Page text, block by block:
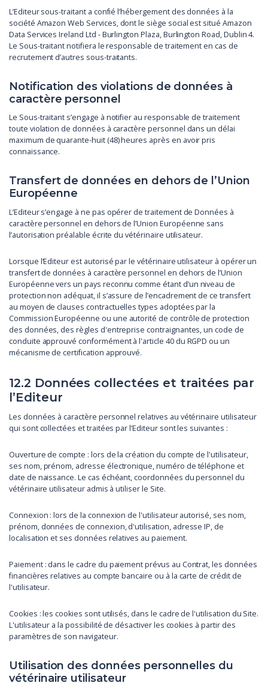
L’Editeur sous-traitant a confié l’hébergement des données à la
société Amazon Web Services, dont le siège social est situé Amazon
Data Services Ireland Ltd - Burlington Plaza, Burlington Road, Dublin 4.
Le Sous-traitant notifiera le responsable de traitement en cas de
recrutement d’autres sous-traitants.
Notification des violations de données à
caractère personnel
Le Sous-traitant s’engage à notifier au responsable de traitement
toute violation de données à caractère personnel dans un délai
maximum de quarante-huit (48) heures après en avoir pris
connaissance.
Transfert de données en dehors de l’Union
Européenne
L’Editeur s’engage à ne pas opérer de traitement de Données à
caractère personnel en dehors de l’Union Européenne sans
l’autorisation préalable écrite du vétérinaire utilisateur.
Lorsque l’Editeur est autorisé par le vétérinaire utilisateur à opérer un
transfert de données à caractère personnel en dehors de l’Union
Européenne vers un pays reconnu comme étant d’un niveau de
protection non adéquat, il s’assure de l’encadrement de ce transfert
au moyen de clauses contractuelles types adoptées par la
Commission Européenne ou une autorité de contrôle de protection
des données, des règles d'entreprise contraignantes, un code de
conduite approuvé conformément à l'article 40 du RGPD ou un
mécanisme de certification approuvé.
12.2 Données collectées et traitées par
l’Editeur
Les données à caractère personnel relatives au vétérinaire utilisateur
qui sont collectées et traitées par l’Editeur sont les suivantes :
Ouverture de compte : lors de la création du compte de l'utilisateur,
ses nom, prénom, adresse électronique, numéro de téléphone et
date de naissance. Le cas échéant, coordonnées du personnel du
vétérinaire utilisateur admis à utiliser le Site.
Connexion : lors de la connexion de l'utilisateur autorisé, ses nom,
prénom, données de connexion, d'utilisation, adresse IP, de
localisation et ses données relatives au paiement.
Paiement : dans le cadre du paiement prévus au Contrat, les données
financières relatives au compte bancaire ou à la carte de crédit de
l'utilisateur.
Cookies : les cookies sont utilisés, dans le cadre de l'utilisation du Site.
L'utilisateur a la possibilité de désactiver les cookies à partir des
paramètres de son navigateur.
Utilisation des données personnelles du
vétérinaire utilisateur